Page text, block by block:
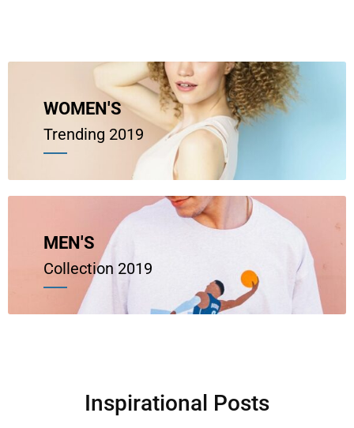
WOMEN'S
Trending 2019
MEN'S
Collection 2019
Inspirational Posts